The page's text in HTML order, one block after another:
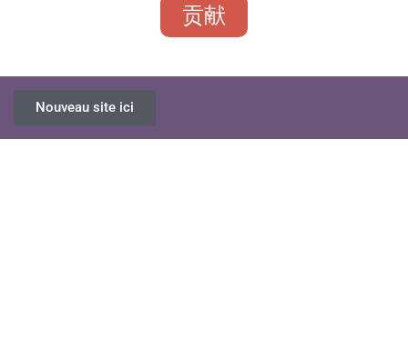
贡献
Nouveau site ici